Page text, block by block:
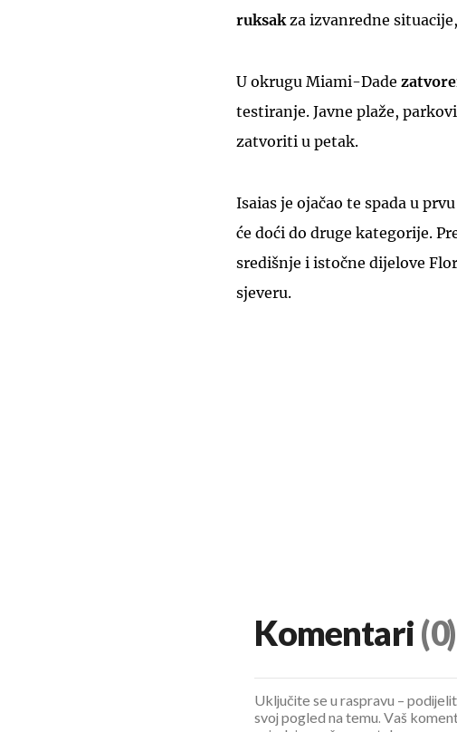
ruksak za izvanredne
U okrugu Miami-Dade
testiranje. Javne plaže,
zatvoriti u petak.
Isaias je ojačao te spada u
će doći do druge kategorije.
središnje i istočne dijelove
sjeveru.
Komentari (0)
Uključite se u raspravu –
svoj pogled na temu. Vaš